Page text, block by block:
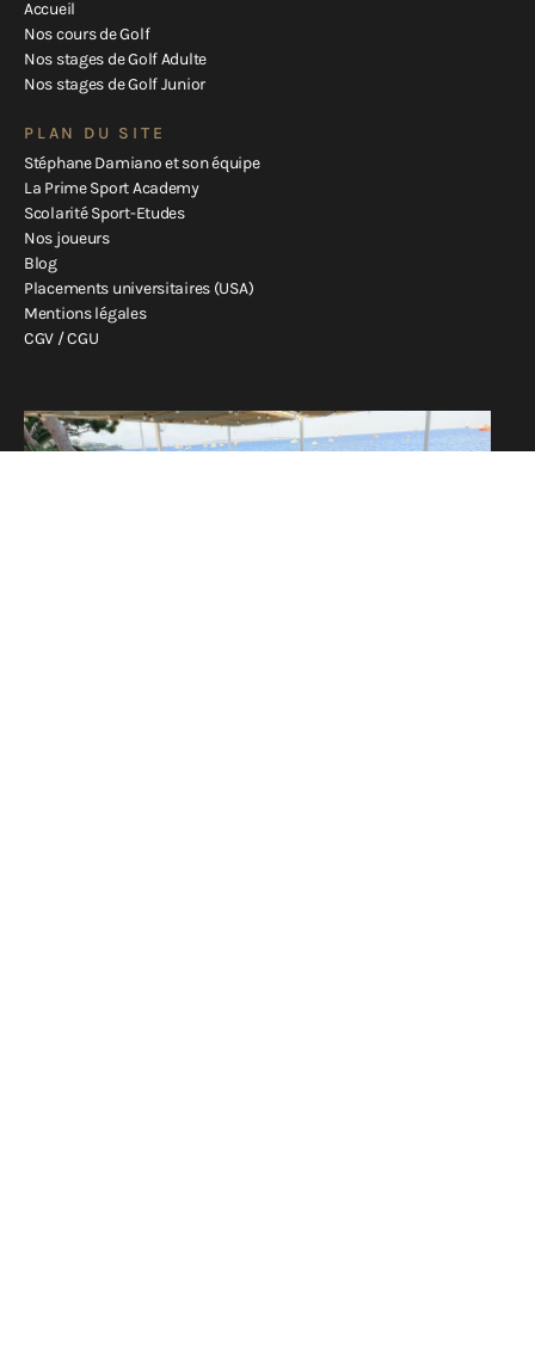
Accueil
Nos cours de Golf
Nos stages de Golf Adulte
Nos stages de Golf Junior
PLAN DU SITE
Stéphane Damiano et son équipe
La Prime Sport Academy
Scolarité Sport-Etudes
Nos joueurs
Blog
Placements universitaires (USA)
Mentions légales
CGV / CGU